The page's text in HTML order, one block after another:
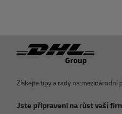
Zápatí
Získejte tipy a rady na mezinárodní
Jste připraveni na růst vaší